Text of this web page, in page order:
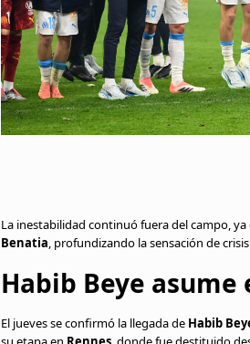
La inestabilidad continuó fuera del campo,
Benatia, profundizando la sensación de
Habib Beye asume
El jueves se confirmó la llegada de Habib